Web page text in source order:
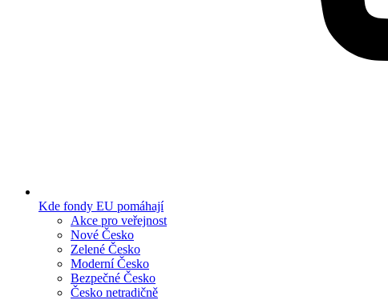
Kde fondy EU pomáhají
Akce pro veřejnost
Nové Česko
Zelené Česko
Moderní Česko
Bezpečné Česko
Česko netradičně